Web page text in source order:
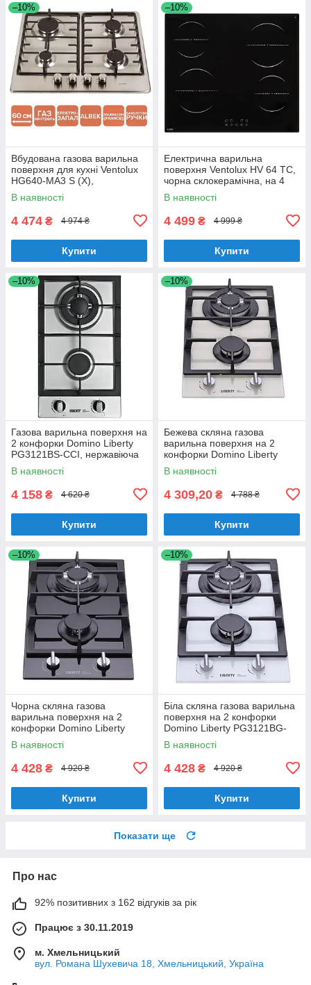
–10%
Вбудована газова варильна
поверхня для кухні Ventolux
HG640-MA3 S (X),
нержавіюча сталь на 4
конфорки
В наявності
4 474 ₴ 4 974 ₴
Купити
–10%
Електрична варильна
поверхня Ventolux HV 64 TC,
чорна склокерамічна, на 4
конфорки
В наявності
4 499 ₴ 4 999 ₴
Купити
–10%
Газова варильна поверхня на
2 конфорки Domino Liberty
PG3121BS-CCI, нержавіюча
сталь, з турбо конфоркою
В наявності
4 158 ₴ 4 620 ₴
Купити
–10%
Бежева скляна газова
варильна поверхня на 2
конфорки Domino Liberty
PG3121BG-CCAV, бежеве
скло
В наявності
4 309,20 ₴ 4 788 ₴
Купити
–10%
Чорна скляна газова
варильна поверхня на 2
конфорки Domino Liberty
PG3121BG-CCB, чорне скло
В наявності
4 428 ₴ 4 920 ₴
Купити
–10%
Біла скляна газова варильна
поверхня на 2 конфорки
Domino Liberty PG3121BG-
CCW, біле скло
В наявності
4 428 ₴ 4 920 ₴
Купити
Показати ще
Про нас
92% позитивних з 162 відгуків за рік
Працює з 30.11.2019
м. Хмельницький
вул. Романа Шухевича 18, Хмельницький, Україна